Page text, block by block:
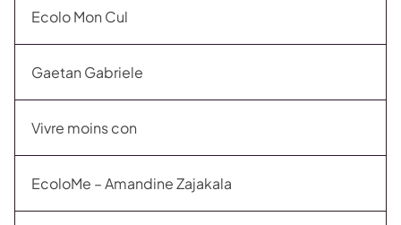
Ecolo Mon Cul
Gaetan Gabriele
Vivre moins con
EcoloMe – Amandine Zajakala